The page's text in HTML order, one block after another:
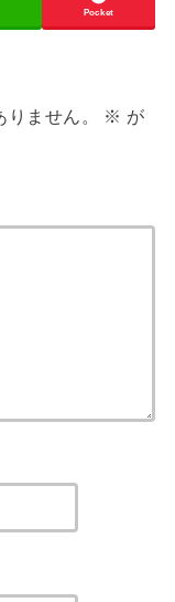
Pocket
ません。 ※ が